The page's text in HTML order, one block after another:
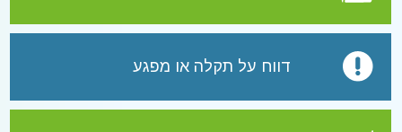
דווח על תקלה או מפגע